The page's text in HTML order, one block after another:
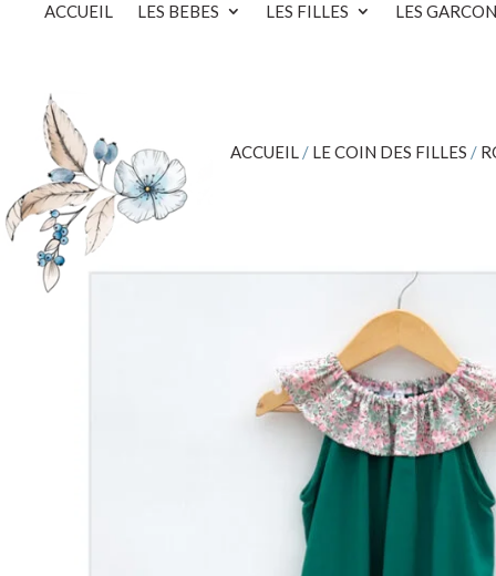
ACCUEIL LES BEBES LES FILLES LES
ACCUEIL/ LE COIN DES FILLES /